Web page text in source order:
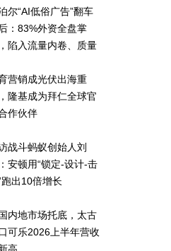
尔“AI低俗广告”翻车
：83%外资全盘掌
陷入流量内卷、质量
营销成光伏出海重
隆基成为拜仁全球官
作伙伴
战斗蚂蚁创始人刘
安顿用“锁定-设计-击
跑出10倍增长
内地市场托底，太古
可乐2026上半年营收